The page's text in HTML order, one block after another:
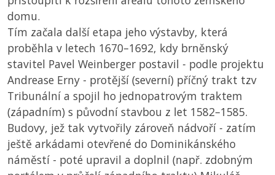
domu.
Tím začala další etapa jeho výstavby, která
proběhla v letech 1670–1692, kdy brněnský
stavitel Pavel Weinberger postavil - podle projektu
Andrease Erny - protější (severní) příčný trakt tzv
Tribunální a spojil ho jednopatrovým traktem
(západním) s původní stavbou z let 1582–1585.
Budovy, jež tak vytvořily zároveň nádvoří - zatím
ještě arkádami otevřené do Dominikánského
náměstí - poté upravil a doplnil (např. zdobným